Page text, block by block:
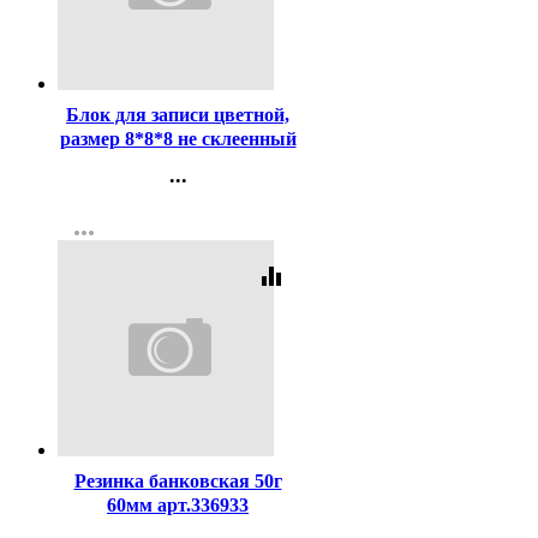
Блок для записи цветной,
размер 8*8*8 не склеенный
...
Регистрация
more_horiz
equalizer
Резинка банковская 50г
60мм арт.336933